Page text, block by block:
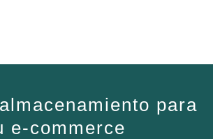
para
e-commerce